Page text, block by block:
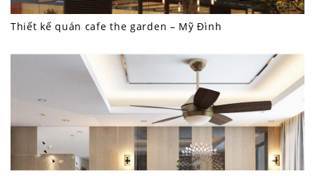
Thiết kế quán cafe the garden – Mỹ Đình